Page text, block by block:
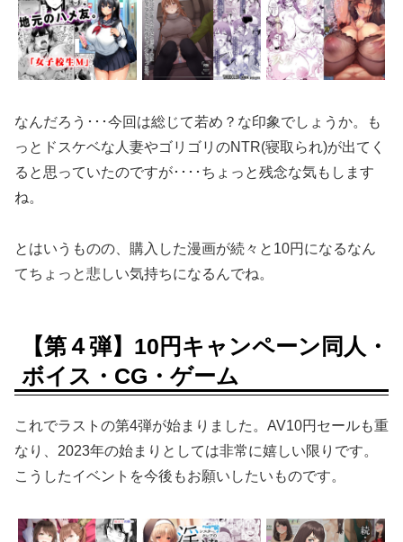
なんだろう･･･今回は総じて若め？な印象でしょうか。も
っとドスケベな人妻やゴリゴリのNTR(寝取られ)が出てく
ると思っていたのですが････ちょっと残念な気もします
ね。
とはいうものの、購入した漫画が続々と10円になるなん
てちょっと悲しい気持ちになるんでね。
【第４弾】10円キャンペーン同人・
ボイス・CG・ゲーム
これでラストの第4弾が始まりました。AV10円セールも重
なり、2023年の始まりとしては非常に嬉しい限りです。
こうしたイベントを今後もお願いしたいものです。